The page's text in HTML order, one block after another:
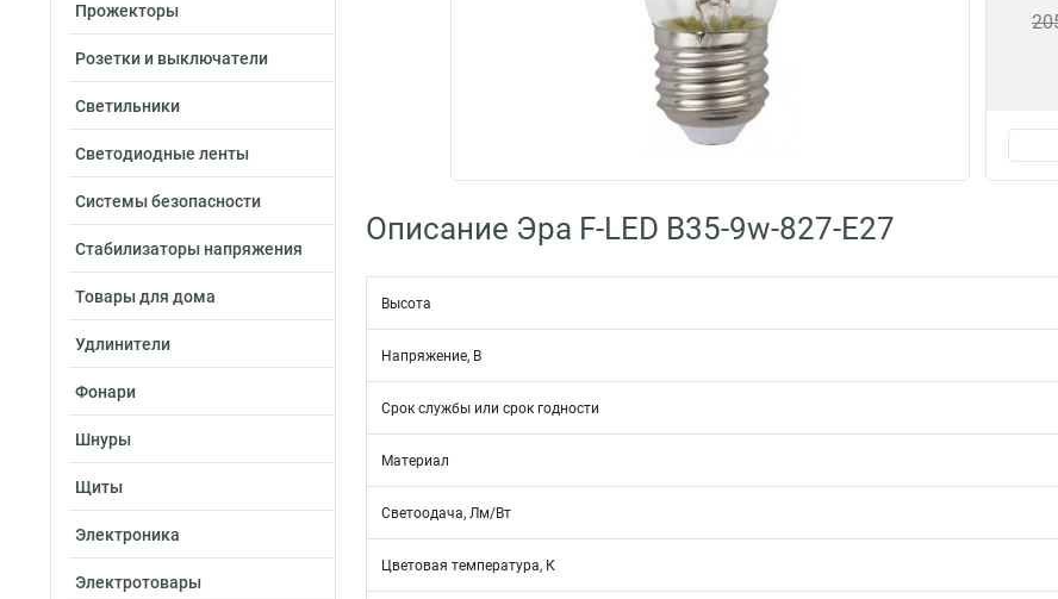
Прожекторы
Розетки и выключатели
Светильники
Светодиодные ленты
Системы безопасности
Стабилизаторы напряжения
Товары для дома
Удлинители
Фонари
Шнуры
Щиты
Электроника
Электротовары
Описание Эра F-LED B35-9w-827-E27
Высота
Напряжение, В
Срок службы или срок годности
Материал
Светоодача, Лм/Вт
Цветовая температура, К